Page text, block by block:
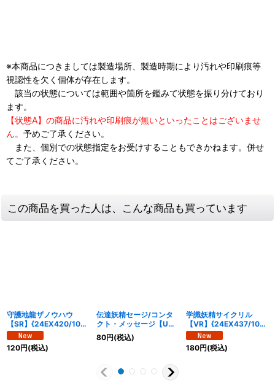
※本商品につきましては製造場所、製造時期により汚れや印刷痕等
視認性を欠く個体が存在します。
該当の状態については範囲や箇所を鑑みて状態を振り分けており
ます。
【状態A】の商品に汚れや印刷痕が無いといったことはございませ
ん。 予めご了承ください。
また、個別での状態指定をお受けすることもできかねます。併せ
てご了承ください。
この商品を買った人は、こんな商品も買っています
守護地龍ザノウハウ
【SR】{24EX420/100}
《多》
120円(税込)
伝達妖精セージ/コンタ
クト・メッセージ【U】
{24EX466/100}《水》
80円(税込)
学識妖精サイクリル
【VR】{24EX437/100}
《多》
180円(税込)